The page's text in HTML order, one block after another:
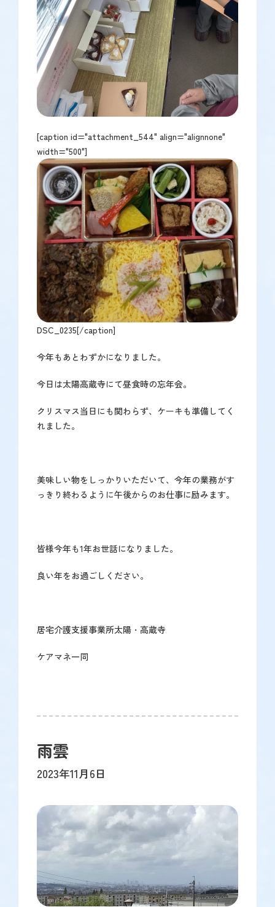
[caption id="attachment_544" align="alignnone"
width="500"]
DSC_0235[/caption]
今年もあとわずかになりました。
今日は太陽高蔵寺にて昼食時の忘年会。
クリスマス当日にも関わらず、ケーキも準備してく
れました。
美味しい物をしっかりいただいて、今年の業務がす
っきり終わるように午後からのお仕事に励みます。
皆様今年も1年お世話になりました。
良い年をお過ごしください。
居宅介護支援事業所太陽・高蔵寺
ケアマネ一同
雨雲
2023年11月6日